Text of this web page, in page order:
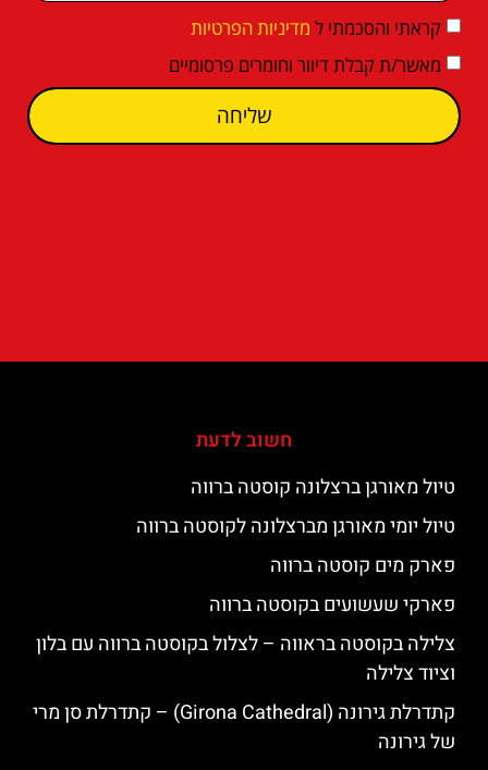
קראתי והסכמתי ל מדיניות הפרטיות
מאשר/ת קבלת דיוור וחומרים פרסומיים
שליחה
חשוב לדעת
טיול מאורגן ברצלונה קוסטה ברווה
טיול יומי מאורגן מברצלונה לקוסטה ברווה
פארק מים קוסטה ברווה
פארקי שעשועים בקוסטה ברווה
צלילה בקוסטה בראווה – לצלול בקוסטה ברווה עם בלון
וציוד צלילה
קתדרלת גירונה (Girona Cathedral) – קתדרלת סן מרי
של גירונה